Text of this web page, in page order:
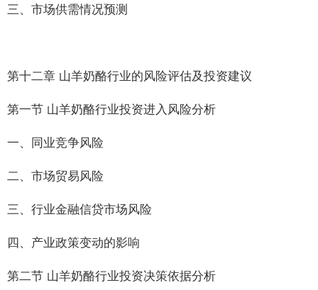
三、市场供需情况预测
第十二章 山羊奶酪行业的风险评估及投资建议
第一节 山羊奶酪行业投资进入风险分析
一、同业竞争风险
二、市场贸易风险
三、行业金融信贷市场风险
四、产业政策变动的影响
第二节 山羊奶酪行业投资决策依据分析